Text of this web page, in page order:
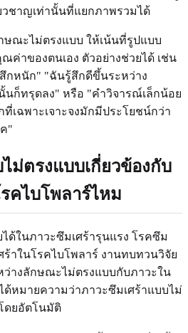
วชาญเท่านั้นที่แยกภาพรวมได้
ณะไม่ตรงแบบ ให้เน้นที่รูปแบบ
ค่าของตนเอง ตัวอย่างช่วยได้ เช่น
กหนัก" "ฉันรู้สึกดีขึ้นระหว่าง
นก็ทรุดลง" หรือ "คำวิจารณ์เล็กน้อย
เฉพาะเจาะจงมักมีประโยชน์กว่า
"
ม่ตรงแบบเกี่ยวข้องกับ
คไบโพลาร์ไหม
ด้ในภาวะซึมเศร้ารุนแรง โรคซึม
ร้าในโรคไบโพลาร์ งานทบทวนวิจัย
างลักษณะไม่ตรงแบบกับภาวะใน
ด้หมายความว่าภาวะซึมเศร้าแบบไม่
ดยอัตโนมัติ